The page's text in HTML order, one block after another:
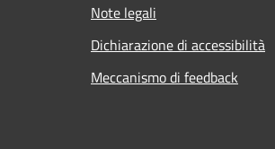
Note legali
Dichiarazione di accessibilità
Meccanismo di feedback